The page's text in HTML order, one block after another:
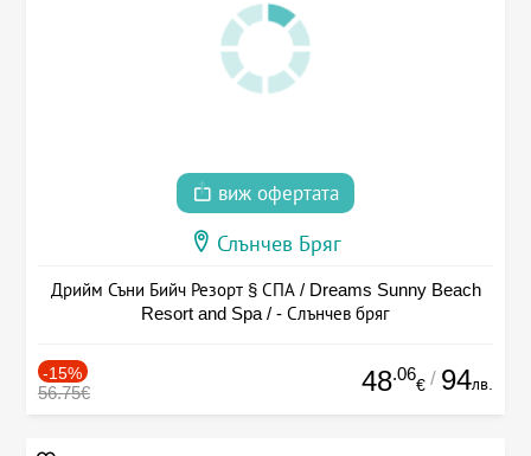
виж офертата
Слънчев Бряг
Дрийм Съни Бийч Резорт § СПА / Dreams Sunny Beach
Resort and Spa / - Слънчев бряг
-15%
56.75€ 48.06
€ / 94лв.